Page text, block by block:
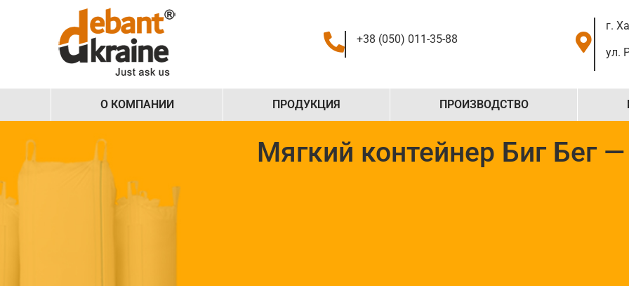
+38 (050) 011-35-88
г.
ул.
О КОМПАНИИ ПРОДУКЦИЯ ПРОИЗВОДСТВО
Мягкий контейнер Биг Бег